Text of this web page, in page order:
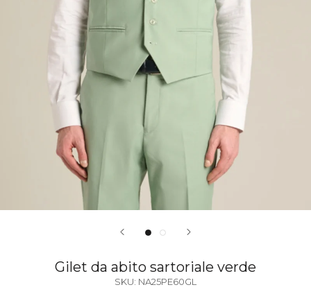
Gilet da abito sartoriale verde
SKU: NA25PE60GL